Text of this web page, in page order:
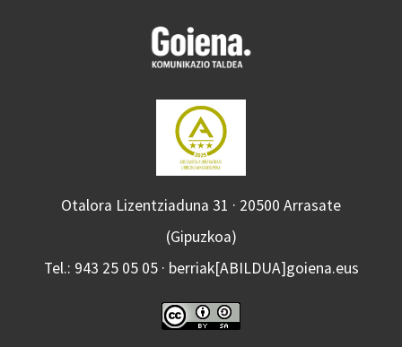
Otalora Lizentziaduna 31 · 20500 Arrasate
(Gipuzkoa)
Tel.: 943 25 05 05 · berriak[ABILDUA]goiena.eus